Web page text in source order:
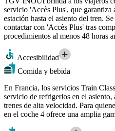
servicio 'Accès Plus', que garantiza
estación hasta el asiento del tren.
contactar con 'Accès Plus' tras
procedimientos al menos 48 horas
Accesibilidad
Comida y bebida
En Francia, los servicios Train
servicio de refrigerios en el
trenes de alta velocidad. Para
en el coche 4 ofrece una amplia